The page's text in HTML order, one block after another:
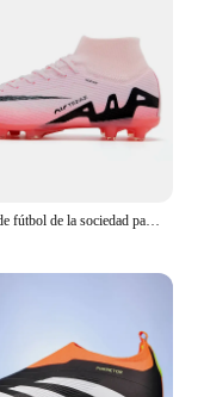
Zapatos de fútbol de la sociedad para hombres, botas de campo de fútbol profesionales originales para interiores, TF/FG, zapatillas antideslizantes de entrenamiento de hierba para niños